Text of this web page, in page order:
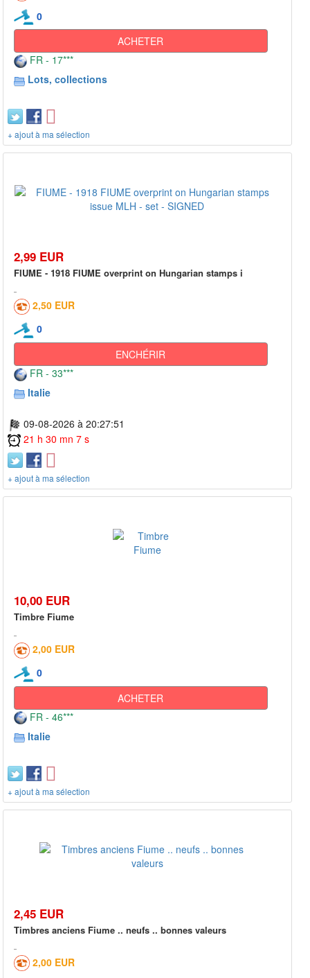
0
ACHETER
FR - 17***
Lots, collections
+ ajout à ma sélection
2,99 EUR
FIUME - 1918 FIUME overprint on Hungarian stamps i
2,50 EUR
0
ENCHÉRIR
FR - 33***
Italie
09-08-2026 à 20:27:51
21 h 30 mn 7 s
+ ajout à ma sélection
10,00 EUR
Timbre Fiume
2,00 EUR
0
ACHETER
FR - 46***
Italie
+ ajout à ma sélection
2,45 EUR
Timbres anciens Fiume .. neufs .. bonnes valeurs
2,00 EUR